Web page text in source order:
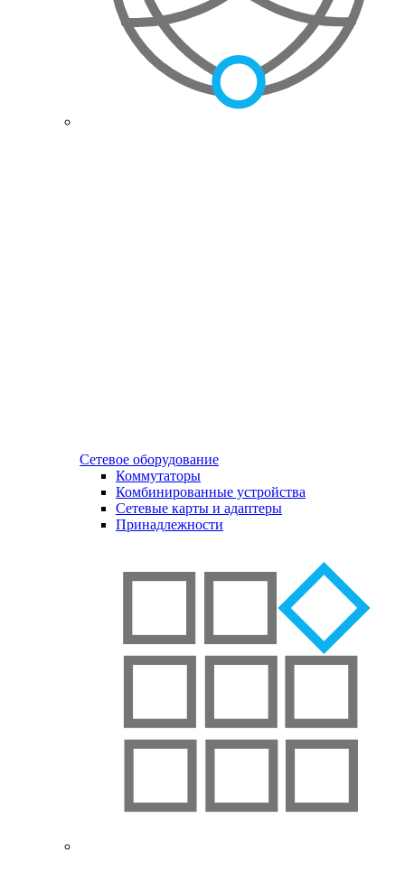
Сетевое оборудование
Коммутаторы
Комбинированные устройства
Сетевые карты и адаптеры
Принадлежности